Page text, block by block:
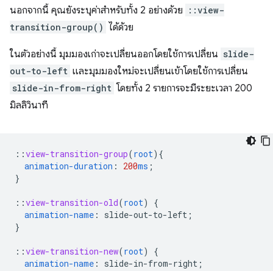
นอกจากนี้ คุณยังระบุค่าสำหรับทั้ง 2 อย่างด้วย
::view-
transition-group() ได้ด้วย
ในตัวอย่างนี้ มุมมองเก่าจะเปลี่ยนออกโดยใช้การเปลี่ยน slide-
out-to-left และมุมมองใหม่จะเปลี่ยนเข้าโดยใช้การเปลี่ยน
slide-in-from-right โดยทั้ง 2 รายการจะมีระยะเวลา 200
มิลลิวินาที
::view-transition-group(root) {
animation-duration : 200ms ;
}
::view-transition-old(root)
{
animation-name : slide-out-to-left ;
}
::view-transition-new(root)
{
animation-name : slide-in-from-right ;